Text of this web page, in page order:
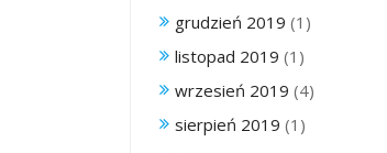
grudzień 2019 (1)
listopad 2019 (1)
wrzesień 2019 (4)
sierpień 2019 (1)